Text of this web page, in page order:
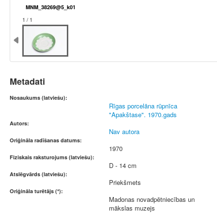
MNM_38269@5_k01
1 / 1
Metadati
Nosaukums (latviešu):
Rīgas porcelāna rūpnīca
"Apakštase". 1970.gads
Autors:
Nav autora
Oriģināla radīšanas datums:
1970
Fiziskais raksturojums (latviešu):
D - 14 cm
Atslēgvārds (latviešu):
Priekšmets
Oriģināla turētājs (*):
Madonas novadpētniecības un
mākslas muzejs